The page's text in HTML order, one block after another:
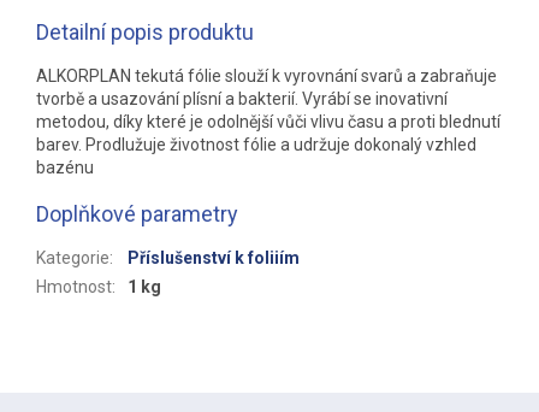
Detailní popis produktu
ALKORPLAN tekutá fólie slouží k vyrovnání svarů a zabraňuje
tvorbě a usazování plísní a bakterií. Vyrábí se inovativní
metodou, díky které je odolnější vůči vlivu času a proti blednutí
barev. Prodlužuje životnost fólie a udržuje dokonalý vzhled
bazénu
Doplňkové parametry
Kategorie:
Příslušenství k foliiím
Hmotnost: 1 kg